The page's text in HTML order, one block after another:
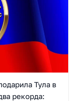
Тула в
рекорда: